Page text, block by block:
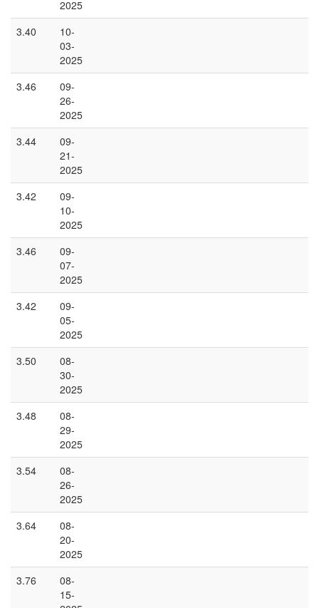
2025
3.40
10-
03-
2025
3.46
09-
26-
2025
3.44
09-
21-
2025
3.42
09-
10-
2025
3.46
09-
07-
2025
3.42
09-
05-
2025
3.50
08-
30-
2025
3.48
08-
29-
2025
3.54
08-
26-
2025
3.64
08-
20-
2025
3.76
08-
15-